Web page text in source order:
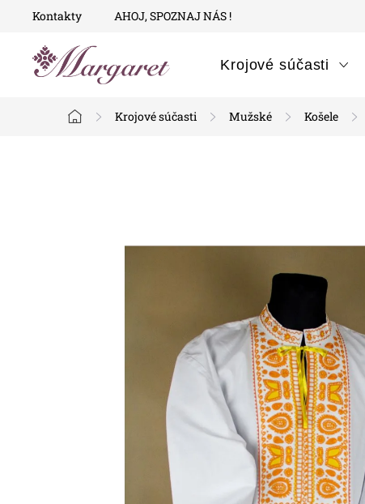
PrejsťKontakty AHOJ, SPOZNAJ NÁS !
Krojové súčasti
Domov
Krojové súčasti Mužské Košele